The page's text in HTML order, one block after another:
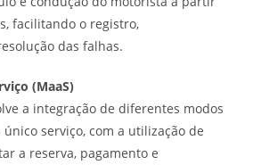
facilitando o registro,
das falhas.
(MaaS)
a integração de diferentes modos
serviço, com a utilização de
a reserva, pagamento e